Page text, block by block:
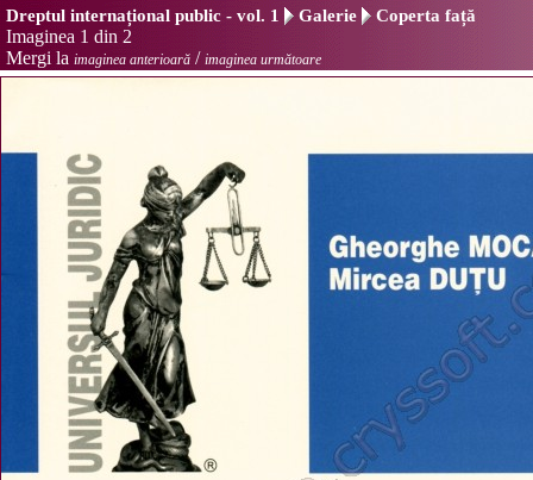
Dreptul internațional public - vol. 1 Galerie Coperta față
Imaginea 1 din 2
Mergi la imaginea anterioară / imaginea următoare